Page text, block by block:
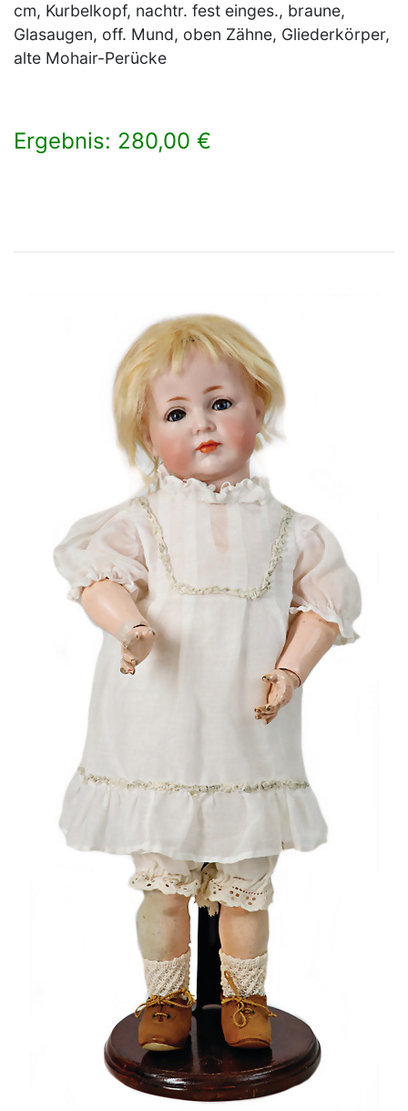
cm, Kurbelkopf, nachtr. fest einges., braune,
Glasaugen, off. Mund, oben Zähne, Gliederkörper,
alte Mohair-Perücke
Ergebnis: 280,00 €